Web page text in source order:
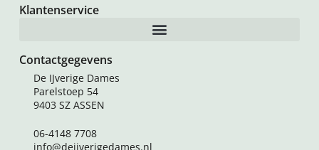
Klantenservice
Contactgegevens
De IJverige Dames
Parelstoep 54
9403 SZ ASSEN
06-4148 7708
info@deijverigedames.nl